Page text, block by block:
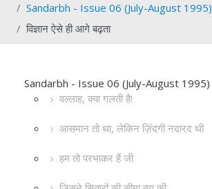
Sandarbh - Issue 06 (July-August 1995)
विज्ञान ऐसे ही आगे बढ़ता
Sandarbh - Issue 06 (July-August 1995)
वल्लाह, क्या गलती है!
आसमान तो था, लेकिन ज़िंदगी नदारद थी
हम तो परभाकर हैं जी